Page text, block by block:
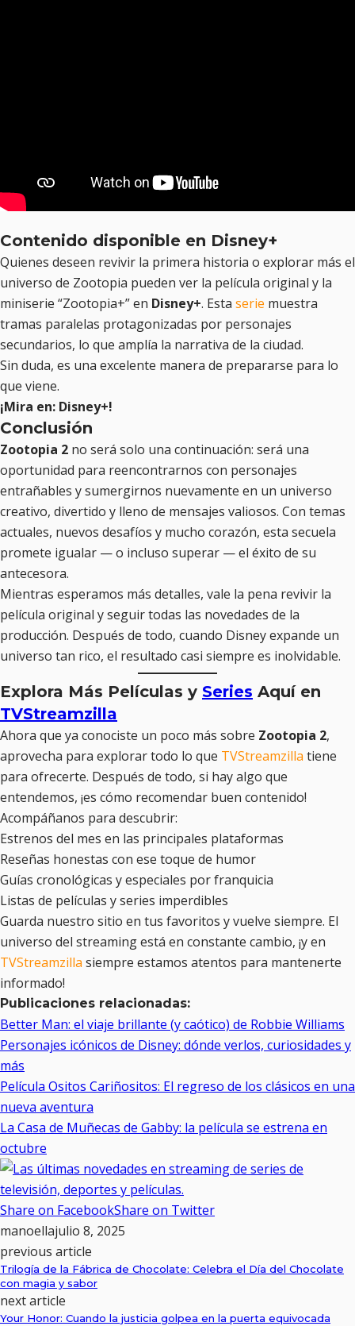
Contenido disponible en Disney+
Quienes deseen revivir la primera historia o explorar más el
universo de Zootopia pueden ver la película original y la
miniserie “Zootopia+” en Disney+. Esta serie muestra
tramas paralelas protagonizadas por personajes
secundarios, lo que amplía la narrativa de la ciudad.
Sin duda, es una excelente manera de prepararse para lo
que viene.
¡Mira en: Disney+!
Conclusión
Zootopia 2 no será solo una continuación: será una
oportunidad para reencontrarnos con personajes
entrañables y sumergirnos nuevamente en un universo
creativo, divertido y lleno de mensajes valiosos. Con temas
actuales, nuevos desafíos y mucho corazón, esta secuela
promete igualar — o incluso superar — el éxito de su
antecesora.
Mientras esperamos más detalles, vale la pena revivir la
película original y seguir todas las novedades de la
producción. Después de todo, cuando Disney expande un
universo tan rico, el resultado casi siempre es inolvidable.
Explora Más Películas y Series Aquí en
TVStreamzilla
Ahora que ya conociste un poco más sobre Zootopia 2,
aprovecha para explorar todo lo que TVStreamzilla tiene
para ofrecerte. Después de todo, si hay algo que
entendemos, ¡es cómo recomendar buen contenido!
Acompáñanos para descubrir:
Estrenos del mes en las principales plataformas
Reseñas honestas con ese toque de humor
Guías cronológicas y especiales por franquicia
Listas de películas y series imperdibles
Guarda nuestro sitio en tus favoritos y vuelve siempre. El
universo del streaming está en constante cambio, ¡y en
TVStreamzilla siempre estamos atentos para mantenerte
informado!
Publicaciones relacionadas:
Better Man: el viaje brillante (y caótico) de Robbie Williams
Personajes icónicos de Disney: dónde verlos, curiosidades y
más
Película Ositos Cariñositos: El regreso de los clásicos en una
nueva aventura
La Casa de Muñecas de Gabby: la película se estrena en
octubre
Share on FacebookShare on Twitter
manoellajulio 8, 2025
previous article
Trilogía de la Fábrica de Chocolate: Celebra el Día del Chocolate
con magia y sabor
next article
Your Honor: Cuando la justicia golpea en la puerta equivocada